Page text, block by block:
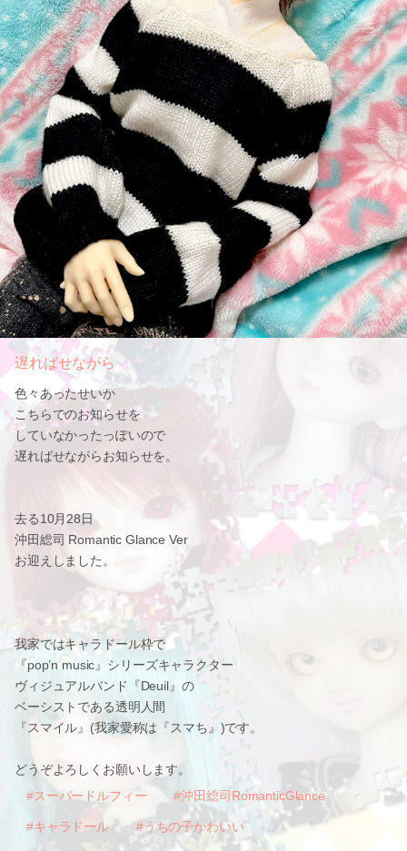
遅ればせながら
色々あったせいか
こちらでのお知らせを
していなかったっぽいので
遅ればせながらお知らせを。
去る10月28日
沖田総司 Romantic Glance Ver
お迎えしました。
我家ではキャラドール枠で
『pop’n music』シリーズキャラクター
ヴィジュアルバンド『Deuil』の
ベーシストである透明人間
『スマイル』(我家愛称は『スマち』)です。
どうぞよろしくお願いします。
#スーパードルフィー
#沖田総司RomanticGlance
#キャラドール #うちの子かわいい